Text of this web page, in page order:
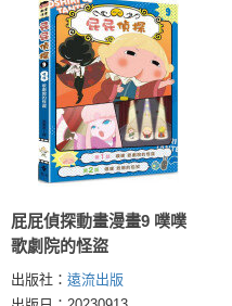
屁屁偵探動畫漫畫9 噗噗
歌劇院的怪盜
出版社： 遠流出版